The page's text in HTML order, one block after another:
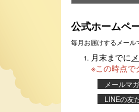
公式ホームペ
毎月お届けするメール
月末までに
※この時点で
メールマ
LINEの友